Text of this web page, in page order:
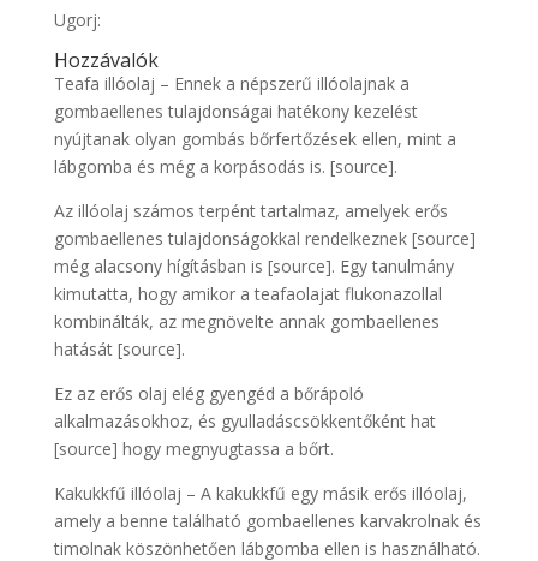
Ugorj:
Hozzávalók
Teafa illóolaj – Ennek a népszerű illóolajnak a
gombaellenes tulajdonságai hatékony kezelést
nyújtanak olyan gombás bőrfertőzések ellen, mint a
lábgomba és még a korpásodás is. [source].
Az illóolaj számos terpént tartalmaz, amelyek erős
gombaellenes tulajdonságokkal rendelkeznek [source]
még alacsony hígításban is [source]. Egy tanulmány
kimutatta, hogy amikor a teafaolajat flukonazollal
kombinálták, az megnövelte annak gombaellenes
hatását [source].
Ez az erős olaj elég gyengéd a bőrápoló
alkalmazásokhoz, és gyulladáscsökkentőként hat
[source] hogy megnyugtassa a bőrt.
Kakukkfű illóolaj – A kakukkfű egy másik erős illóolaj,
amely a benne található gombaellenes karvakrolnak és
timolnak köszönhetően lábgomba ellen is használható.